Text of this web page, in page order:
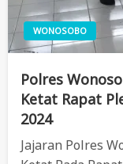
WONOSOBO
Polres
Ketat Rapat
2024
Jajaran Polres